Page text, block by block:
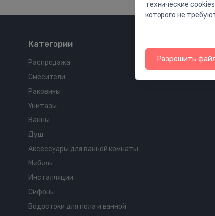
Категории
Распродажа
Смесители
Раковины
Унитазы
Ванны
Душ
Аксессуары для ванной комнаты
Мебель
Инсталляции
Сифоны
Водостоки для пола и ванной
технические
которого не
Разрешить